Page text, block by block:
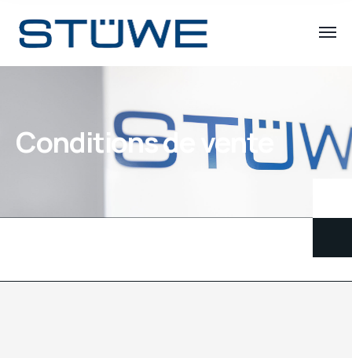
Conditions de vente